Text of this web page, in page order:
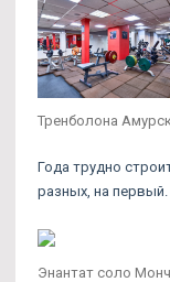
Тренболона Амурск
Года трудно
разных, на первый.
Энантат соло